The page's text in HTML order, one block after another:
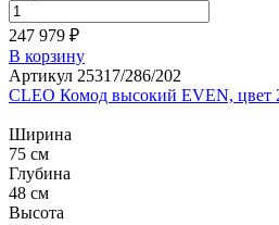
247 979 ₽
В корзину
Артикул 25317/286/202
CLEO Комод высокий EVEN, цвет
Ширина
75 см
Глубина
48 см
Высота